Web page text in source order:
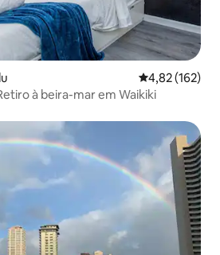
4,82 de uma
4,82 (162)
à beira-mar em Waikiki